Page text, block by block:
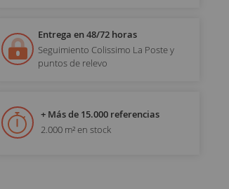
Entrega en 48/72 horas
Seguimiento Colissimo La Poste y
puntos de relevo
+ Más de 15.000 referencias
2.000 m² en stock